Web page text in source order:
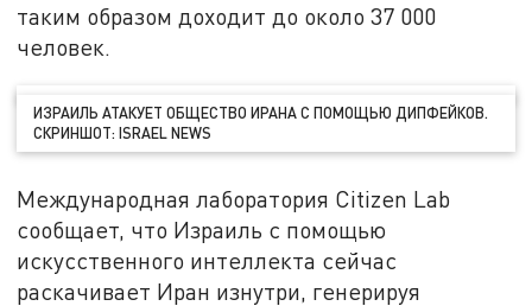
таким образом доходит до около 37 000
человек.
ИЗРАИЛЬ АТАКУЕТ ОБЩЕСТВО ИРАНА С ПОМОЩЬЮ ДИПФЕЙКОВ.
СКРИНШОТ: ISRAEL NEWS
Международная лаборатория Citizen Lab
сообщает, что Израиль с помощью
искусственного интеллекта сейчас
раскачивает Иран изнутри, генерируя